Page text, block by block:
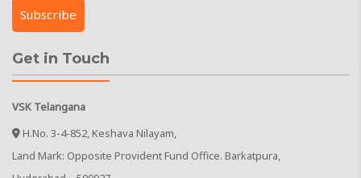
Get in Touch
VSK Telangana
H.No. 3-4-852, Keshava Nilayam,
Land Mark: Opposite Provident Fund Office. Barkatpura,